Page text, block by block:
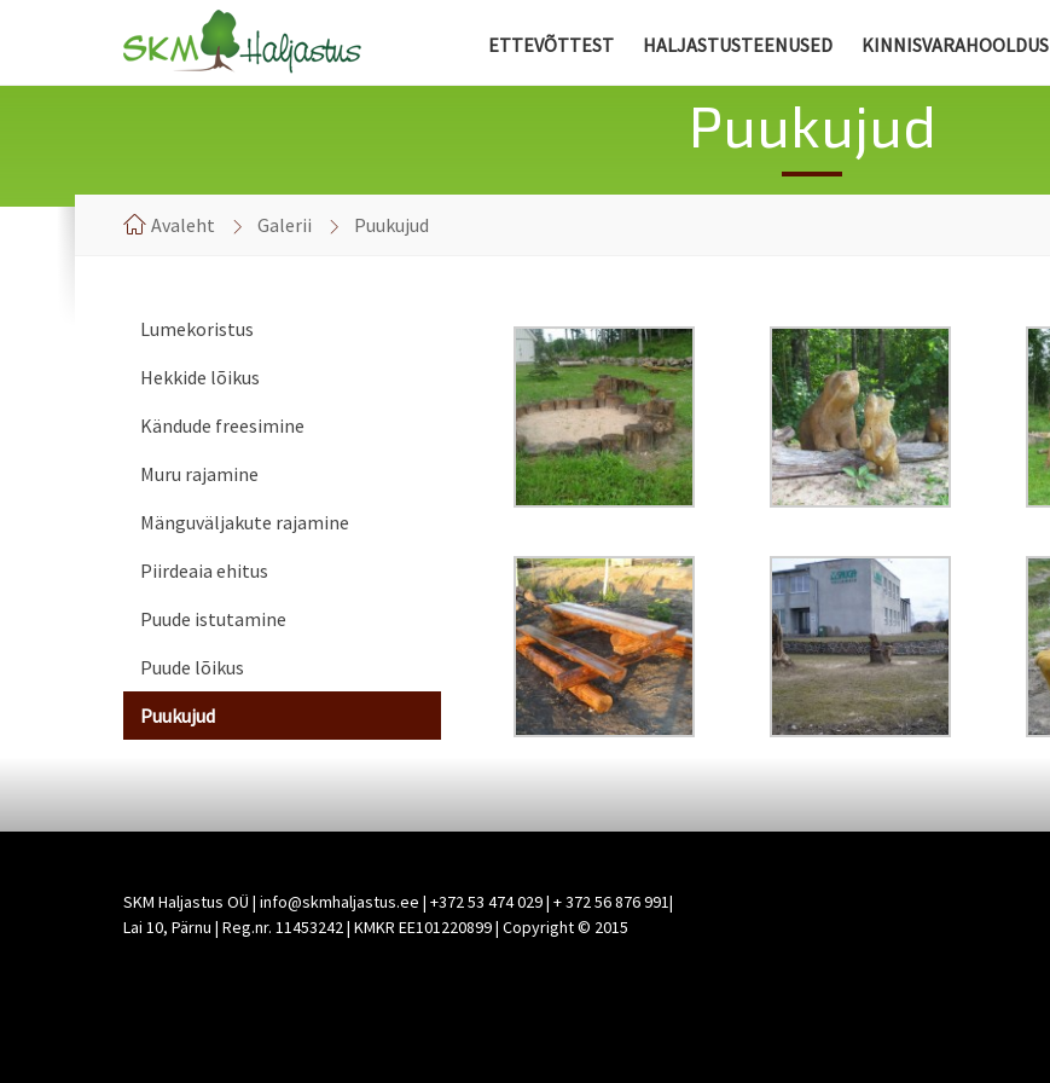
ETTEVÕTTEST HALJASTUSTEENUSED KINNISVARAHOOLDUS
Puukujud
Avaleht Galerii Puukujud
Lumekoristus
Hekkide lõikus
Kändude freesimine
Muru rajamine
Mänguväljakute rajamine
Piirdeaia ehitus
Puude istutamine
Puude lõikus
Puukujud
SKM Haljastus OÜ | info@skmhaljastus.ee | +372 53 474 029 | + 372 56 876 991|
Lai 10, Pärnu | Reg.nr. 11453242 | KMKR EE101220899 | Copyright © 2015